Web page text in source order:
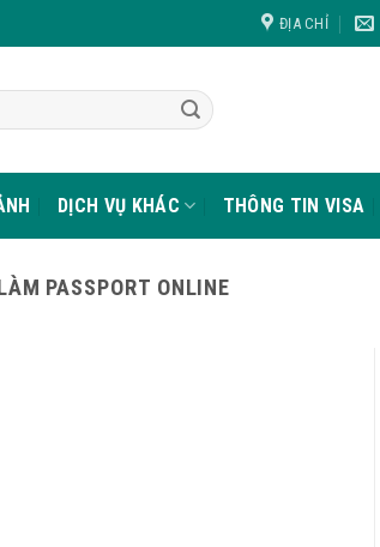
ĐỊA CHỈ
DỊCH VỤ KHÁC THÔNG TIN VISA
PASSPORT ONLINE